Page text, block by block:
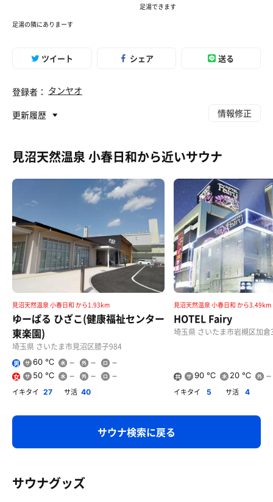
うんめぇ。
フローズンヨーグルトアイス3種
足湯できます
足湯の隣にありまーす
ツイート シェア 送る
登録者： タンヤオ
更新履歴
情報修正
見沼天然温泉 小春日和から近いサウナ
見沼天然温泉 小春日和 から1.93km
ゆーぱる ひざこ(健康福祉センター
東楽園)
埼玉県 さいたま市見沼区膝子984
男 60 ℃
女 50 ℃
イキタイ 27 サ活 40
見沼天然温泉 小春日和 から3.49km
HOTEL Fairy
埼玉県 さいたま市岩槻区加
共
90 ℃ 20 ℃
イキタイ 5 サ活 4
サウナ検索に戻る
サウナグッズ